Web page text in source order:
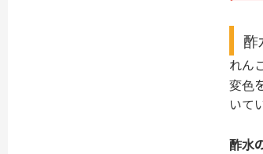
酢
れん
変色
いて
酢水